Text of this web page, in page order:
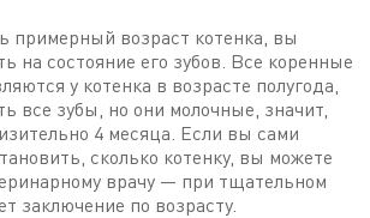
примерный возраст котенка, вы
на состояние его зубов. Все коренные
у котенка в возрасте полугода,
все зубы, но они молочные, значит,
4 месяца. Если вы сами
сколько котенку, вы можете
врачу — при тщательном
заключение по возрасту.